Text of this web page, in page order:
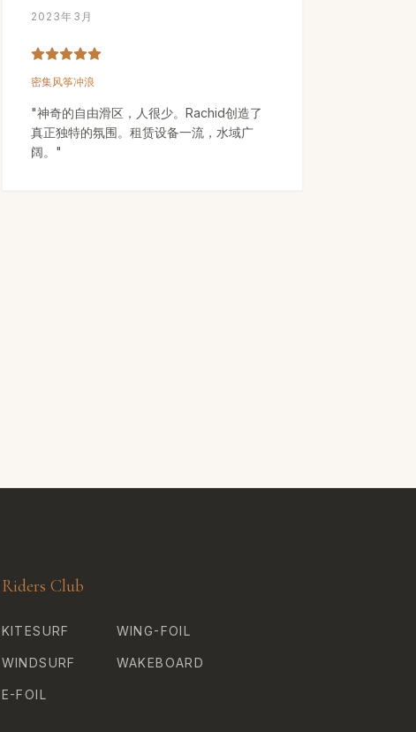
2023年3月
密集风筝冲浪
"神奇的自由滑区，人很少。Rachid创造了
真正独特的氛围。租赁设备一流，水域广
阔。 "
Riders Club
KITESURF WING-FOIL
WINDSURF WAKEBOARD
E-FOIL